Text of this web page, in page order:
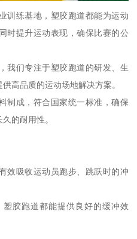
训练基地，塑胶跑道都能为运动
时提升运动表现，确保比赛的公
我们专注于塑胶跑道的研发、生
高品质的运动场地解决方案。
制成，符合国家统一标准，确保
的耐用性。
效吸收运动员跑步、跳跃时的冲
胶跑道都能提供良好的缓冲效